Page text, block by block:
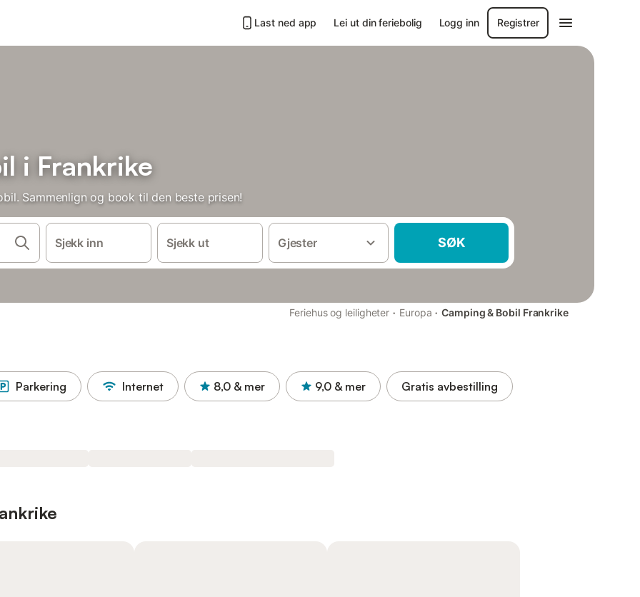
Last ned app Lei ut din feriebolig Logg inn Registrer
i Frankrike
Sammenlign og book til den beste prisen!
Sjekk inn Sjekk ut Gjester SØK
Feriehus og leiligheter · Europa · Camping & Bobil Frankrike
Parkering Internet 8,0 & mer 9,0 & mer Gratis avbestilling